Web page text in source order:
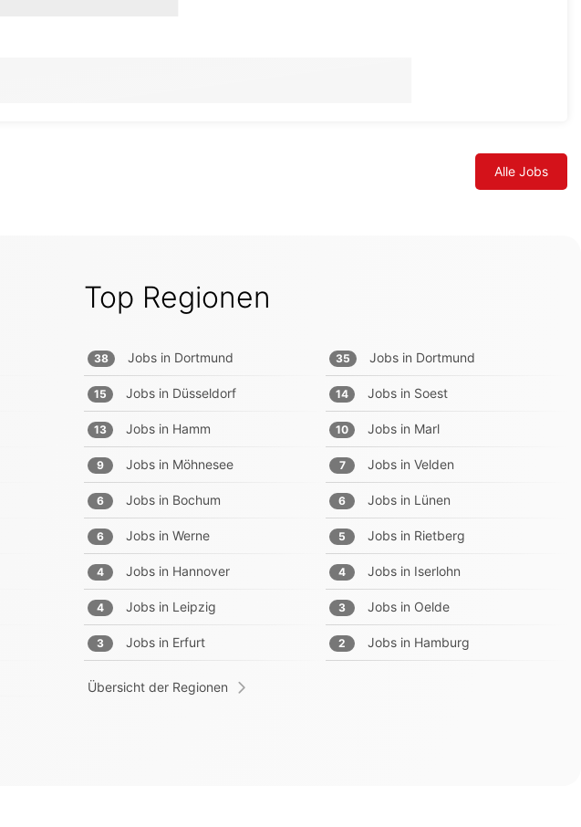
Alle Jobs
Top Regionen
38 Jobs in Dortmund 35 Jobs in Dortmund
15 Jobs in Düsseldorf 14 Jobs in Soest
13 Jobs in Hamm 10 Jobs in Marl
9 Jobs in Möhnesee 7 Jobs in Velden
6 Jobs in Bochum 6 Jobs in Lünen
6 Jobs in Werne 5 Jobs in Rietberg
4 Jobs in Hannover 4 Jobs in Iserlohn
4 Jobs in Leipzig 3 Jobs in Oelde
3 Jobs in Erfurt 2 Jobs in Hamburg
Übersicht der Regionen